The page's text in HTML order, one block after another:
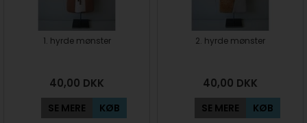
1. hyrde mønster
40,00 DKK
SE MERE KØB
2. hyrde mønster
40,00 DKK
SE MERE KØB